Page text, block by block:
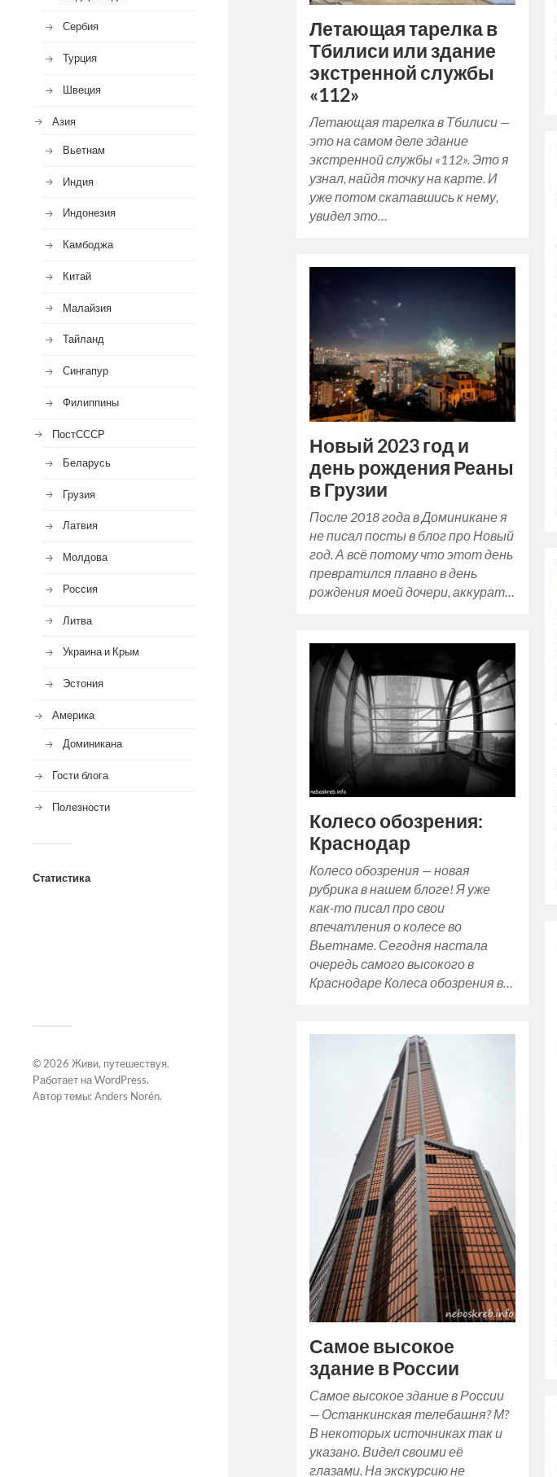
Сербия
Турция
Швеция
Азия
Вьетнам
Индия
Индонезия
Камбоджа
Китай
Малайзия
Тайланд
Сингапур
Филиппины
ПостСССР
Беларусь
Грузия
Латвия
Молдова
Россия
Литва
Украина и Крым
Эстония
Америка
Доминикана
Гости блога
Полезности
Статистика
© 2026 Живи, путешествуя.
Работает наWordPress.
Автор темы:Anders Norén.
Летающая тарелка в
Тбилиси или здание
экстренной службы
«112»
Летающая тарелка в Тбилиси —
это на самом деле здание
экстренной службы «112». Это я
узнал, найдя точку на карте. И
уже потом скатавшись к нему,
увидел это…
Новый 2023 год и
день рождения Реаны
в Грузии
После 2018 года в Доминикане я
не писал посты в блог про Новый
год. А всё потому что этот день
превратился плавно в день
рождения моей дочери, аккурат…
Колесо обозрения:
Краснодар
Колесо обозрения — новая
рубрика в нашем блоге! Я уже
как-то писал про свои
впечатления о колесе во
Вьетнаме. Сегодня настала
очередь самого высокого в
Краснодаре Колеса обозрения в…
Самое высокое
здание в России
Самое высокое здание в России
— Останкинская телебашня? М?
В некоторых источниках так и
указано. Видел своими её
глазами. На экскурсию не